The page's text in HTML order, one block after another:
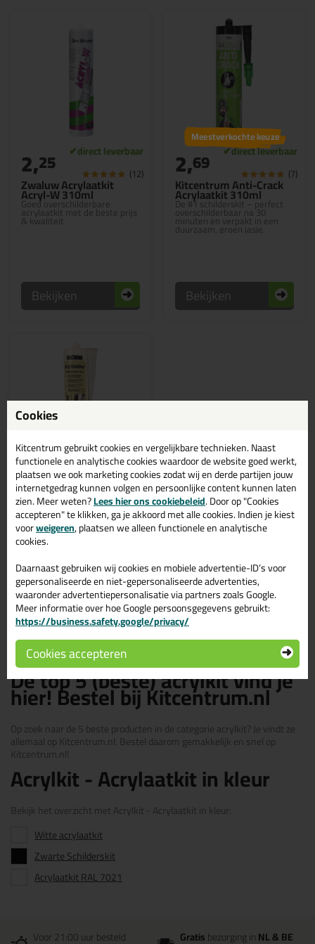
Zwaluw Acrylaatkit
Acryl-W 310ml
Goed overschilderbare
acrylaatkit met de beste prijs
& kwaliteit
2,25 (12)
Bekijken
Kitcentrum Anti-Crack
Acrylaatkit 310ml
De #1 schilderskit – perfect
overschilderbaar na 30
minuten en verpakt in een
duurzaam, groen jasje.
Meestverkochte keuze
2,69 (7)
Bekijken
Acryl Crackfree RAL
9010 310ml
Anti-Crack acrylaatkit in de
kleur RAL 9010! Voorkomt
craquelé en verkleuring van
Professionele keuze
3,45 (2)
Bekijken
De top 5 (beste) acrylkit vind je
hier! Bestel bij Kitcentrum.nl
Op zoek naar de 5 beste producten in de categorie acrylkit? Je vindt ze
allemaal op Kitcentrum.nl. Bestel daarom gemakkelijk en snel op
Kitcentrum.nl!
Acrylkit - Acrylaatkit in kleur
Bekijk het overzicht met Acrylkit - Acrylaatkit in kleur:
Witte acrylaatkit
Zwarte Schilderskit
Acrylaatkit RAL 7021
Voor 21:00 uur besteld Gratisbezorging inNL & BE
Cookies
Kitcentrum gebruikt cookies en vergelijkbare technieken. Naast
functionele en analytische cookies waardoor de website goed werkt,
plaatsen we ook marketing cookies zodat wij en derde partijen jouw
internetgedrag kunnen volgen en persoonlijke content kunnen laten
zien. Meer weten?Lees hier ons cookiebeleid. Door op "Cookies
accepteren" te klikken, ga je akkoord met alle cookies. Indien je kiest
voorweigeren, plaatsen we alleen functionele en analytische
cookies.
Daarnaast gebruiken wij cookies en mobiele advertentie-ID’s voor
gepersonaliseerde en niet-gepersonaliseerde advertenties,
waaronder advertentiepersonalisatie via partners zoals Google.
Meer informatie over hoe Google persoonsgegevens gebruikt:
https://business.safety.google/privacy/
Cookies accepteren